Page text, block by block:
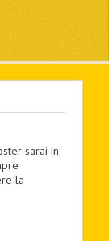
sarai in
la